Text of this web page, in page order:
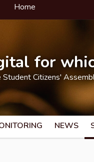
Home
for
Student Citizens'
NEWS